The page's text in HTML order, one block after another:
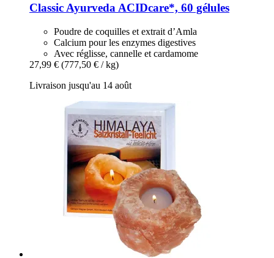
Classic AyurvedaACIDcare*, 60 gélules
Poudre de coquilles et extrait d’Amla
Calcium pour les enzymes digestives
Avec réglisse, cannelle et cardamome
27,99 € (777,50 € / kg)
Livraison jusqu'au 14 août